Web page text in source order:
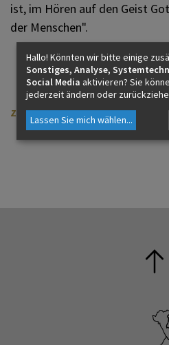
ist, im Hören auf den Geist
der Menschen".
zurück
Hallo! Könnten wir bitte einige
Sonstiges, Analyse,
Social Media aktivieren? Sie
jederzeit ändern oder
Lassen Sie mich wählen...